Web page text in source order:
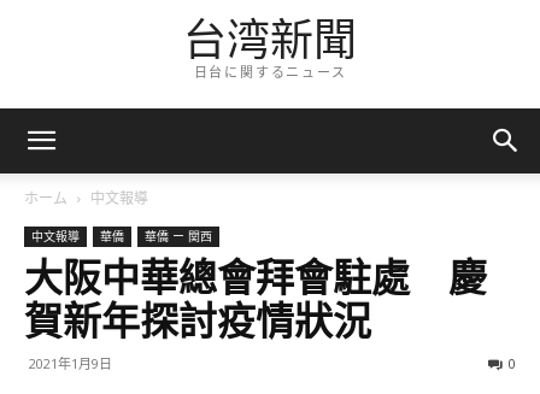
台湾新聞
日台に関するニュース
ホーム 中文報導
中文報導 華僑 華僑 ー 関西
大阪中華總會拜會駐處 慶
賀新年探討疫情狀況
2021年1月9日 0